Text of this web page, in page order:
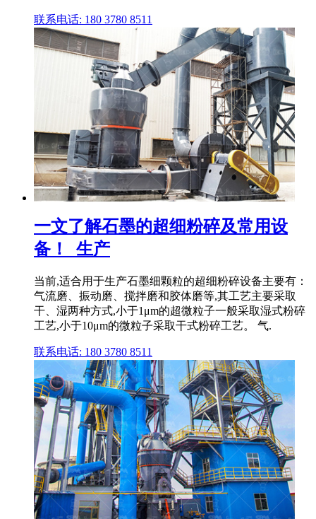
联系电话: 180 3780 8511
一文了解石墨的超细粉碎及常用设
备！_生产
当前,适合用于生产石墨细颗粒的超细粉碎设备主要有：
气流磨、振动磨、搅拌磨和胶体磨等,其工艺主要采取
干、湿两种方式,小于1μm的超微粒子一般采取湿式粉碎
工艺,小于10μm的微粒子采取干式粉碎工艺。 气.
联系电话: 180 3780 8511